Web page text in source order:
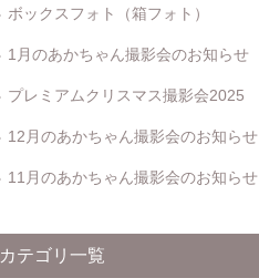
ボックスフォト（箱フォト）
1月のあかちゃん撮影会のお知らせ
プレミアムクリスマス撮影会2025
12月のあかちゃん撮影会のお知らせ
11月のあかちゃん撮影会のお知らせ
カテゴリ一覧